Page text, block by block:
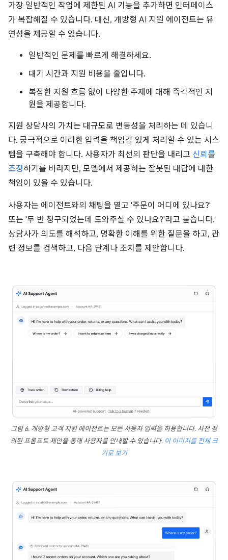
가장 일반적인 작업에 제한된 AI 기능을 추가하면 인터페이스
가 복잡해질 수 있습니다. 대신, 개방형 AI 지원 에이전트는 유
연성을 제공할 수 있습니다.
일반적인 문제를 빠르게 해결하세요.
대기 시간과 지원 비용을 줄입니다.
복잡한 지원 흐름 없이 다양한 주제에 대해 즉각적인 지
원을 제공합니다.
지원 상담사의 가치는 대규모로 변동성을 처리하는 데 있습니
다. 궁극적으로 이러한 입력을 책임감 있게 처리할 수 있는 시스
템을 구축해야 합니다. 사용자가 최선의 판단을 내리고 신뢰를
조정하기를 바라지만, 모델에서 제공하는 잘못된 대답에 대한
책임이 있을 수 있습니다.
사용자는 에이전트와의 채팅을 열고 '주문이 어디에 있나요?'
또는 '두 번 청구되었는데 도와주실 수 있나요?'라고 묻습니다.
상담사가 의도를 해석하고, 명확한 이해를 위한 질문을 하고, 관
련 정보를 검색하고, 다음 단계나 조치를 제안합니다.
그림 6. 개방형 고객 지원 에이전트는 모든 사용자 입력을 허용합니다. 사전 정
의된 프롬프트 제안을 통해 사용자를 안내할 수 있습니다. 이 이미지를 전체 크
기로 보기